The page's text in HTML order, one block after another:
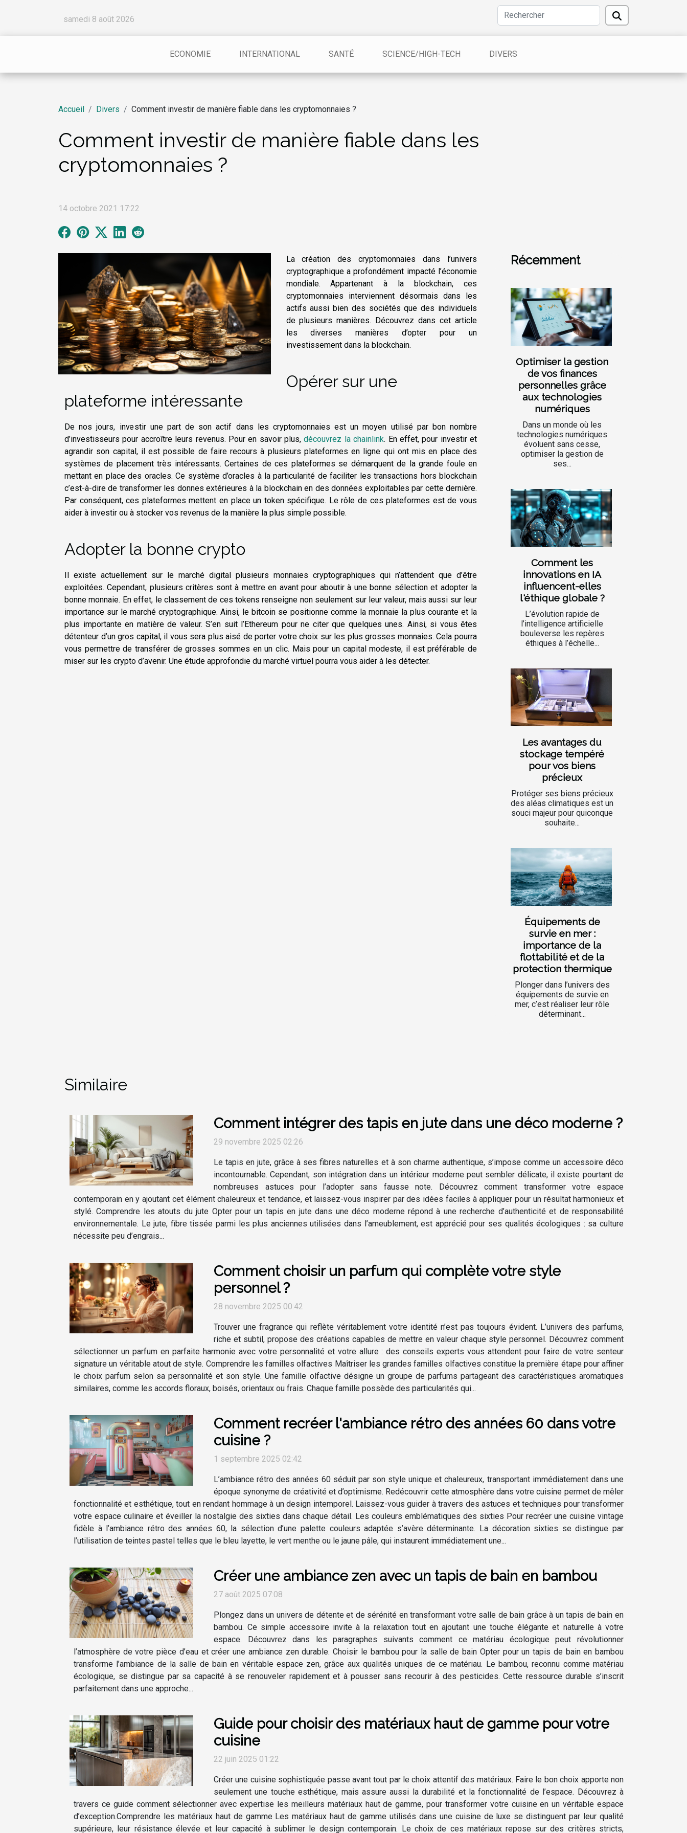
samedi 8 août 2026
ECONOMIE INTERNATIONAL SANTÉ SCIENCE/HIGH-TECH DIVERS
Accueil Divers Comment investir de manière fiable dans les cryptomonnaies ?
Comment investir de manière fiable dans les
cryptomonnaies ?
14 octobre 2021 17:22
La création des cryptomonnaies dans l’univers
cryptographique a profondément impacté l’économie
mondiale. Appartenant à la blockchain, ces
cryptomonnaies interviennent désormais dans les
actifs aussi bien des sociétés que des individuels
de plusieurs manières. Découvrez dans cet article
les diverses manières d’opter pour un
investissement dans la blockchain.
Opérer sur une
plateforme intéressante
De nos jours, investir une part de son actif dans les cryptomonnaies est un moyen utilisé par bon nombre
d’investisseurs pour accroître leurs revenus. Pour en savoir plus,découvrez la chainlink. En effet, pour investir et
agrandir son capital, il est possible de faire recours à plusieurs plateformes en ligne qui ont mis en place des
systèmes de placement très intéressants. Certaines de ces plateformes se démarquent de la grande foule en
mettant en place des oracles. Ce système d’oracles à la particularité de faciliter les transactions hors blockchain
c’est-à-dire de transformer les donnes extérieures à la blockchain en des données exploitables par cette dernière.
Par conséquent, ces plateformes mettent en place un token spécifique. Le rôle de ces plateformes est de vous
aider à investir ou à stocker vos revenus de la manière la plus simple possible.
Adopter la bonne crypto
Il existe actuellement sur le marché digital plusieurs monnaies cryptographiques qui n’attendent que d’être
exploitées. Cependant, plusieurs critères sont à mettre en avant pour aboutir à une bonne sélection et adopter la
bonne monnaie. En effet, le classement de ces tokens renseigne non seulement sur leur valeur, mais aussi sur leur
importance sur le marché cryptographique. Ainsi, le bitcoin se positionne comme la monnaie la plus courante et la
plus importante en matière de valeur. S’en suit l’Ethereum pour ne citer que quelques unes. Ainsi, si vous êtes
détenteur d’un gros capital, il vous sera plus aisé de porter votre choix sur les plus grosses monnaies. Cela pourra
vous permettre de transférer de grosses sommes en un clic. Mais pour un capital modeste, il est préférable de
miser sur les crypto d’avenir. Une étude approfondie du marché virtuel pourra vous aider à les détecter.
Récemment
Optimiser la gestion
de vos finances
personnelles grâce
aux technologies
numériques
Dans un monde où les
technologies numériques
évoluent sans cesse,
optimiser la gestion de
ses...
Comment les
innovations en IA
influencent-elles
l'éthique globale ?
L’évolution rapide de
l’intelligence artificielle
bouleverse les repères
éthiques à l’échelle...
Les avantages du
stockage tempéré
pour vos biens
précieux
Protéger ses biens précieux
des aléas climatiques est un
souci majeur pour quiconque
souhaite...
Équipements de
survie en mer :
importance de la
flottabilité et de la
protection thermique
Plonger dans l’univers des
équipements de survie en
mer, c’est réaliser leur rôle
déterminant...
Similaire
Comment intégrer des tapis en jute dans une déco moderne ?
29 novembre 2025 02:26
Le tapis en jute, grâce à ses fibres naturelles et à son charme authentique, s’impose comme un accessoire déco
incontournable. Cependant, son intégration dans un intérieur moderne peut sembler délicate, il existe pourtant de
nombreuses astuces pour l’adopter sans fausse note. Découvrez comment transformer votre espace
contemporain en y ajoutant cet élément chaleureux et tendance, et laissez-vous inspirer par des idées faciles à appliquer pour un résultat harmonieux et
stylé. Comprendre les atouts du jute Opter pour un tapis en jute dans une déco moderne répond à une recherche d’authenticité et de responsabilité
environnementale. Le jute, fibre tissée parmi les plus anciennes utilisées dans l’ameublement, est apprécié pour ses qualités écologiques : sa culture
nécessite peu d’engrais...
Comment choisir un parfum qui complète votre style
personnel ?
28 novembre 2025 00:42
Trouver une fragrance qui reflète véritablement votre identité n’est pas toujours évident. L’univers des parfums,
riche et subtil, propose des créations capables de mettre en valeur chaque style personnel. Découvrez comment
sélectionner un parfum en parfaite harmonie avec votre personnalité et votre allure : des conseils experts vous attendent pour faire de votre senteur
signature un véritable atout de style. Comprendre les familles olfactives Maîtriser les grandes familles olfactives constitue la première étape pour affiner
le choix parfum selon sa personnalité et son style. Une famille olfactive désigne un groupe de parfums partageant des caractéristiques aromatiques
similaires, comme les accords floraux, boisés, orientaux ou frais. Chaque famille possède des particularités qui...
Comment recréer l'ambiance rétro des années 60 dans votre
cuisine ?
1 septembre 2025 02:42
L’ambiance rétro des années 60 séduit par son style unique et chaleureux, transportant immédiatement dans une
époque synonyme de créativité et d’optimisme. Redécouvrir cette atmosphère dans votre cuisine permet de mêler
fonctionnalité et esthétique, tout en rendant hommage à un design intemporel. Laissez-vous guider à travers des astuces et techniques pour transformer
votre espace culinaire et éveiller la nostalgie des sixties dans chaque détail. Les couleurs emblématiques des sixties Pour recréer une cuisine vintage
fidèle à l’ambiance rétro des années 60, la sélection d’une palette couleurs adaptée s’avère déterminante. La décoration sixties se distingue par
l’utilisation de teintes pastel telles que le bleu layette, le vert menthe ou le jaune pâle, qui instaurent immédiatement une...
Créer une ambiance zen avec un tapis de bain en bambou
27 août 2025 07:08
Plongez dans un univers de détente et de sérénité en transformant votre salle de bain grâce à un tapis de bain en
bambou. Ce simple accessoire invite à la relaxation tout en ajoutant une touche élégante et naturelle à votre
espace. Découvrez dans les paragraphes suivants comment ce matériau écologique peut révolutionner
l’atmosphère de votre pièce d’eau et créer une ambiance zen durable. Choisir le bambou pour la salle de bain Opter pour un tapis de bain en bambou
transforme l’ambiance de la salle de bain en véritable espace zen, grâce aux qualités uniques de ce matériau. Le bambou, reconnu comme matériau
écologique, se distingue par sa capacité à se renouveler rapidement et à pousser sans recourir à des pesticides. Cette ressource durable s’inscrit
parfaitement dans une approche...
Guide pour choisir des matériaux haut de gamme pour votre
cuisine
22 juin 2025 01:22
Créer une cuisine sophistiquée passe avant tout par le choix attentif des matériaux. Faire le bon choix apporte non
seulement une touche esthétique, mais assure aussi la durabilité et la fonctionnalité de l’espace. Découvrez à
travers ce guide comment sélectionner avec expertise les meilleurs matériaux haut de gamme, pour transformer votre cuisine en un véritable espace
d’exception.Comprendre les matériaux haut de gamme Les matériaux haut de gamme utilisés dans une cuisine de luxe se distinguent par leur qualité
supérieure, leur résistance élevée et leur capacité à sublimer le design contemporain. Le choix de ces matériaux repose sur des critères stricts,